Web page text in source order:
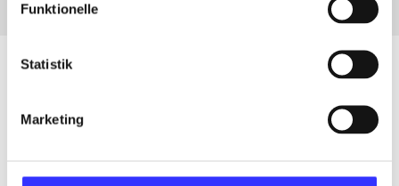
Funktionelle
Statistik
Marketing
Artikler